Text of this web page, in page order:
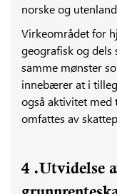
norske og
Virkeområdet for
geografisk og
samme mønster
innebærer at i
også aktivitet
omfattes av
4 .Utvidelse